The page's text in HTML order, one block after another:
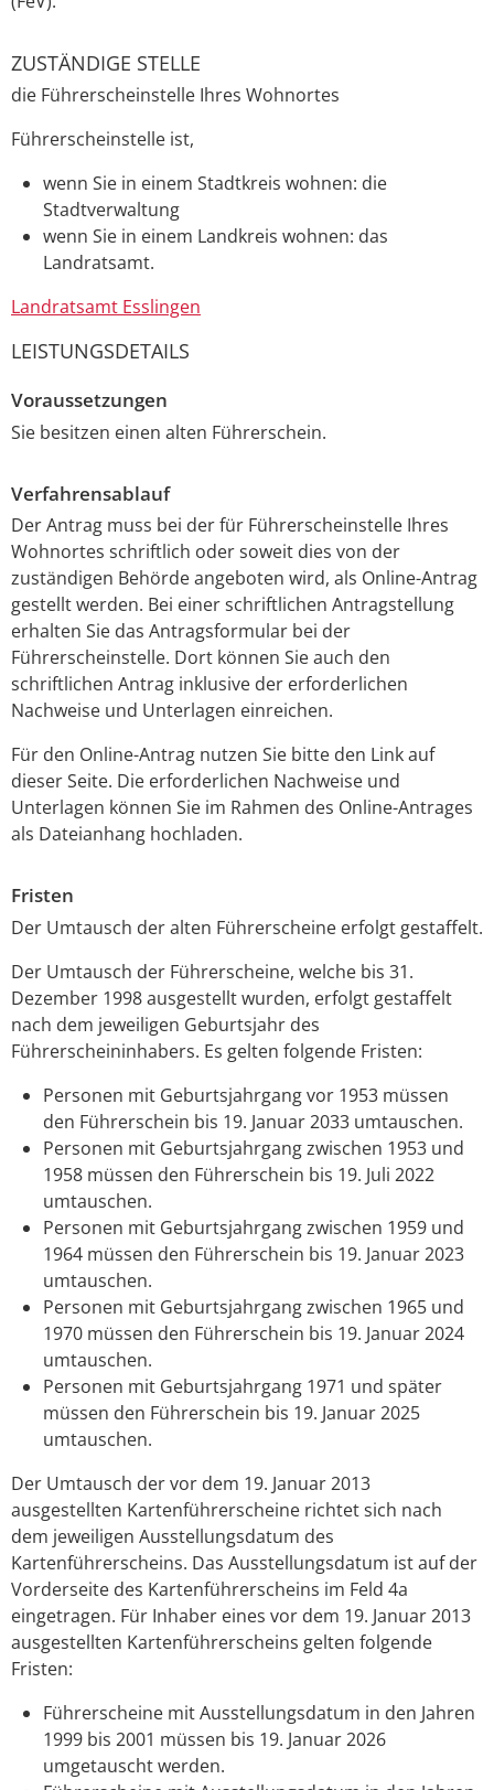
ZUSTÄNDIGE STELLE
die Führerscheinstelle Ihres Wohnortes
Führerscheinstelle ist,
wenn Sie in einem Stadtkreis wohnen: die
Stadtverwaltung
wenn Sie in einem Landkreis wohnen: das
Landratsamt.
Landratsamt Esslingen
LEISTUNGSDETAILS
Voraussetzungen
Sie besitzen einen alten Führerschein.
Verfahrensablauf
Der Antrag muss bei der für Führerscheinstelle Ihres
Wohnortes schriftlich oder soweit dies von der
zuständigen Behörde angeboten wird, als Online-Antrag
gestellt werden. Bei einer schriftlichen Antragstellung
erhalten Sie das Antragsformular bei der
Führerscheinstelle. Dort können Sie auch den
schriftlichen Antrag inklusive der erforderlichen
Nachweise und Unterlagen einreichen.
Für den Online-Antrag nutzen Sie bitte den Link auf
dieser Seite. Die erforderlichen Nachweise und
Unterlagen können Sie im Rahmen des Online-Antrages
als Dateianhang hochladen.
Fristen
Der Umtausch der alten Führerscheine erfolgt gestaffelt.
Der Umtausch der Führerscheine, welche bis 31.
Dezember 1998 ausgestellt wurden, erfolgt gestaffelt
nach dem jeweiligen Geburtsjahr des
Führerscheininhabers. Es gelten folgende Fristen:
Personen mit Geburtsjahrgang vor 1953 müssen
den Führerschein bis 19. Januar 2033 umtauschen.
Personen mit Geburtsjahrgang zwischen 1953 und
1958 müssen den Führerschein bis 19. Juli 2022
umtauschen.
Personen mit Geburtsjahrgang zwischen 1959 und
1964 müssen den Führerschein bis 19. Januar 2023
umtauschen.
Personen mit Geburtsjahrgang zwischen 1965 und
1970 müssen den Führerschein bis 19. Januar 2024
umtauschen.
Personen mit Geburtsjahrgang 1971 und später
müssen den Führerschein bis 19. Januar 2025
umtauschen.
Der Umtausch der vor dem 19. Januar 2013
ausgestellten Kartenführerscheine richtet sich nach
dem jeweiligen Ausstellungsdatum des
Kartenführerscheins. Das Ausstellungsdatum ist auf der
Vorderseite des Kartenführerscheins im Feld 4a
eingetragen. Für Inhaber eines vor dem 19. Januar 2013
ausgestellten Kartenführerscheins gelten folgende
Fristen:
Führerscheine mit Ausstellungsdatum in den Jahren
1999 bis 2001 müssen bis 19. Januar 2026
umgetauscht werden.